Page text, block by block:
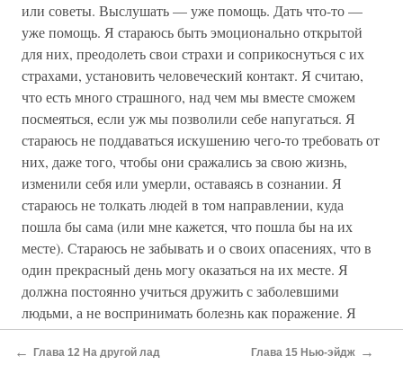
или советы. Выслушать — уже помощь. Дать что-то —
уже помощь. Я стараюсь быть эмоционально открытой
для них, преодолеть свои страхи и соприкоснуться с их
страхами, установить человеческий контакт. Я считаю,
что есть много страшного, над чем мы вместе сможем
посмеяться, если уж мы позволили себе напугаться. Я
стараюсь не поддаваться искушению чего-то требовать от
них, даже того, чтобы они сражались за свою жизнь,
изменили себя или умерли, оставаясь в сознании. Я
стараюсь не толкать людей в том направлении, куда
пошла бы сама (или мне кажется, что пошла бы на их
месте). Стараюсь не забывать и о своих опасениях, что в
один прекрасный день могу оказаться на их месте. Я
должна постоянно учиться дружить с заболевшими
людьми, а не воспринимать болезнь как поражение. Я
стараюсь использовать свои неудачи, слабости и болезни
как повод больше сострадать и себе, и другим, и при этом
← Глава 12 На другой лад Глава 15 Нью-эйдж →